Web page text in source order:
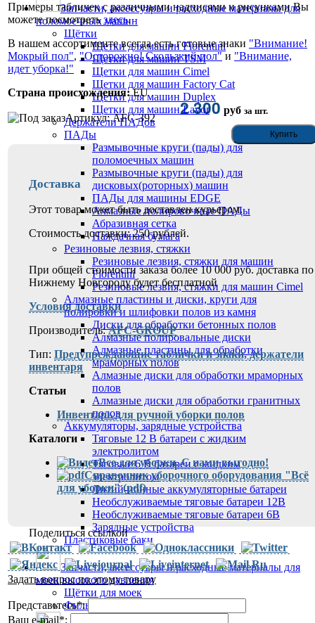
Запчасти, аксессуары и расходные материалы для
поломоечных машин
Щётки
Щетки для машин Fiorentini
Щетки для машин TSM
Щетки для машин Cimel
Щетки для машин Factory Cat
Щетки для машин Duplex
Щетки для машин Lavor
Держатели ПАДов
ПАДы
Размывочные круги (пады) для
поломоечных машин
Размывочные круги (пады) для
дисковых(роторных) машин
ПАДы для машины EDGE
Алмазные полировочные ПАДы
Абразивная сетка
Наждачная бумага
Резиновые лезвия, стяжки
Резиновые лезвия, стяжки для машин
Fiorentini
Резиновые лезвия, стяжки для машин Cimel
Алмазные пластины и диски, круги для
полировки и шлифовки полов из камня
Диски для обработки бетонных полов
Алмазные полировальные диски
Алмазные пластины для обработки
мраморных полов
Алмазные диски для обработки мраморных
полов
Алмазные диски для обработки гранитных
полов
Аккумуляторы, зарядные устройства
Тяговые 12 В батареи с жидким
электролитом
Тяговые 6 В батареи с жидким
электролитом
Литий-ионные аккумуляторные батареи
Необслуживаемые тяговые батареи 12В
Необслуживаемые тяговые батареи 6В
Зарядные устройства
Пластиковые баки
Запчасти, аксессуары и расходные материалы для
моек высокого давления
Щётки для моек
Фильтры для моек
Примеры табличек с различными надписями и рисунками Вы
можете посмотретьздесь.
В нашем ассортименте всегда есть готовые знаки "Внимание!
Мокрый пол", "Осторожно! Скользкий пол" и "Внимание,
идет уборка!"
Страна происхождения:EU
Артикул: AFC-392 2 300 руб за шт.
Доставка
Этот товар может быть доставлен курьером.
Стоимость доставки: 250 рублей.
При общей стоимости заказа более 10 000 руб. доставка по
Нижнему Новгороду будет бесплатной
Условия доставки
Производитель:AFC-GROUP
Тип: Предупреждающие таблички и знаки, держатели
инвентаря
Статьи
Инвентарь для ручной уборки полов
Каталоги
Все для уборки. С нами выгодно!
Справочник уборочного оборудования "Всё
для уборки" (pdf)
Поделиться ссылкой
Задать вопрос по этому товару
Представьтесь*:
Ваш e-mail*: